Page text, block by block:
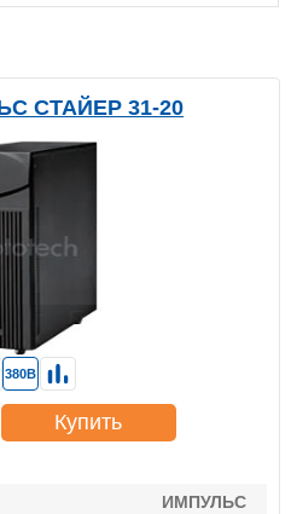
СТАЙЕР 31-20
ИМПУЛЬС
380В
Купить